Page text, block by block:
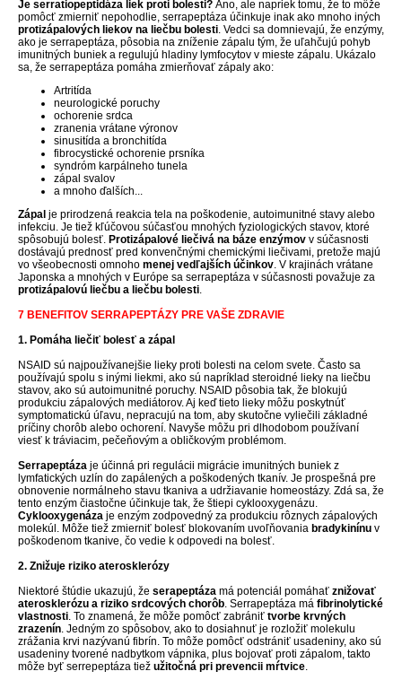
Je serratiopeptidáza liek proti bolesti? Áno, ale napriek tomu, že to môže
pomôcť zmierniť nepohodlie, serrapeptáza účinkuje inak ako mnoho iných
protizápalových liekov na liečbu bolesti. Vedci sa domnievajú, že enzýmy,
ako je serrapeptáza, pôsobia na zníženie zápalu tým, že uľahčujú pohyb
imunitných buniek a regulujú hladiny lymfocytov v mieste zápalu. Ukázalo
sa, že serrapeptáza pomáha zmierňovať zápaly ako:
Artritída
neurologické poruchy
ochorenie srdca
zranenia vrátane výronov
sinusitída a bronchitída
fibrocystické ochorenie prsníka
syndróm karpálneho tunela
zápal svalov
a mnoho ďalších...
Zápal je prirodzená reakcia tela na poškodenie, autoimunitné stavy alebo
infekciu. Je tiež kľúčovou súčasťou mnohých fyziologických stavov, ktoré
spôsobujú bolesť. Protizápalové liečivá na báze enzýmov v súčasnosti
dostávajú prednosť pred konvenčnými chemickými liečivami, pretože majú
vo všeobecnosti omnoho menej vedľajších účinkov. V krajinách vrátane
Japonska a mnohých v Európe sa serrapeptáza v súčasnosti považuje za
protizápalovú liečbu a liečbu bolesti.
7 BENEFITOV SERRAPEPTÁZY PRE VAŠE ZDRAVIE
1. Pomáha liečiť bolesť a zápal
NSAID sú najpoužívanejšie lieky proti bolesti na celom svete. Často sa
používajú spolu s inými liekmi, ako sú napríklad steroidné lieky na liečbu
stavov, ako sú autoimunitné poruchy. NSAID pôsobia tak, že blokujú
produkciu zápalových mediátorov. Aj keď tieto lieky môžu poskytnúť
symptomatickú úľavu, nepracujú na tom, aby skutočne vyliečili základné
príčiny chorôb alebo ochorení. Navyše môžu pri dlhodobom používaní
viesť k tráviacim, pečeňovým a obličkovým problémom.
Serrapeptáza je účinná pri regulácii migrácie imunitných buniek z
lymfatických uzlín do zapálených a poškodených tkanív. Je prospešná pre
obnovenie normálneho stavu tkaniva a udržiavanie homeostázy. Zdá sa, že
tento enzým čiastočne účinkuje tak, že štiepi cyklooxygenázu.
Cyklooxygenáza je enzým zodpovedný za produkciu rôznych zápalových
molekúl. Môže tiež zmierniť bolesť blokovaním uvoľňovania bradykinínu v
poškodenom tkanive, čo vedie k odpovedi na bolesť.
2. Znižuje riziko aterosklerózy
Niektoré štúdie ukazujú, že serapeptáza má potenciál pomáhať znižovať
aterosklerózu a riziko srdcových chorôb. Serrapeptáza má fibrinolytické
vlastnosti. To znamená, že môže pomôcť zabrániť tvorbe krvných
zrazenín. Jedným zo spôsobov, ako to dosiahnuť je rozložiť molekulu
zrážania krvi nazývanú fibrín. To môže pomôcť odstrániť usadeniny, ako sú
usadeniny tvorené nadbytkom vápnika, plus bojovať proti zápalom, takto
môže byť serrepeptáza tiež užitočná pri prevencii mŕtvice.